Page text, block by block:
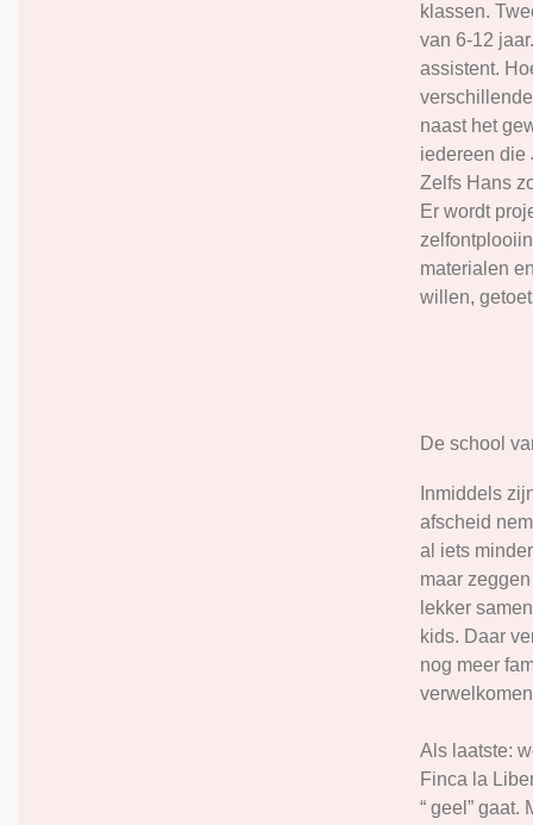
klassen.
van 6-12
assistent.
naast het
iedereen die
Zelfs Hans
Er wordt
materialen
willen,
De school
Inmiddels
afscheid
al iets
maar
lekker
kids. Daar
nog meer
Als laatste:
Finca la
“ geel”